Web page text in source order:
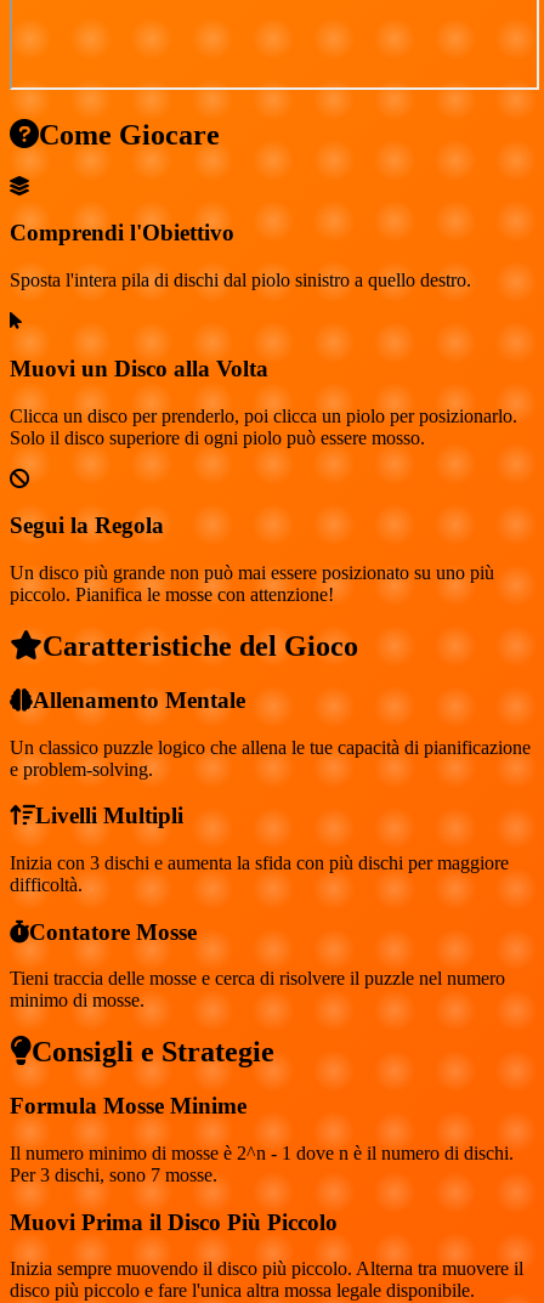
Come Giocare
Comprendi l'Obiettivo
Sposta l'intera pila di dischi dal piolo sinistro a quello destro.
Muovi un Disco alla Volta
Clicca un disco per prenderlo, poi clicca un piolo per posizionarlo.
Solo il disco superiore di ogni piolo può essere mosso.
Segui la Regola
Un disco più grande non può mai essere posizionato su uno più
piccolo. Pianifica le mosse con attenzione!
Caratteristiche del Gioco
Allenamento Mentale
Un classico puzzle logico che allena le tue capacità di pianificazione
e problem-solving.
Livelli Multipli
Inizia con 3 dischi e aumenta la sfida con più dischi per maggiore
difficoltà.
Contatore Mosse
Tieni traccia delle mosse e cerca di risolvere il puzzle nel numero
minimo di mosse.
Consigli e Strategie
Formula Mosse Minime
Il numero minimo di mosse è 2^n - 1 dove n è il numero di dischi.
Per 3 dischi, sono 7 mosse.
Muovi Prima il Disco Più Piccolo
Inizia sempre muovendo il disco più piccolo. Alterna tra muovere il
disco più piccolo e fare l'unica altra mossa legale disponibile.